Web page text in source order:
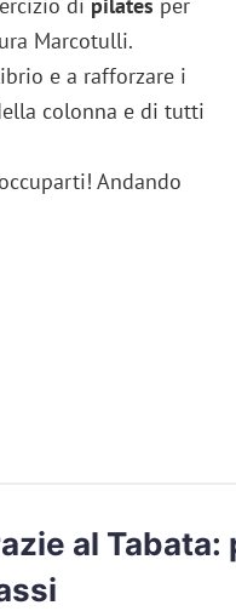
Marcotulli.
e a rafforzare i
colonna e di tutti
Andando
al Tabata: